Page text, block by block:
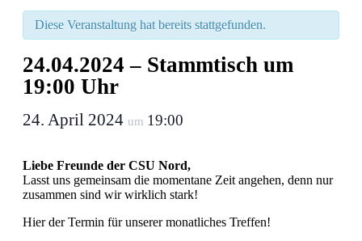
Diese Veranstaltung hat bereits stattgefunden.
24.04.2024 – Stammtisch um
19:00 Uhr
24. April 2024 um 19:00
Liebe Freunde der CSU Nord,
Lasst uns gemeinsam die momentane Zeit angehen, denn nur
zusammen sind wir wirklich stark!
Hier der Termin für unserer monatliches Treffen!